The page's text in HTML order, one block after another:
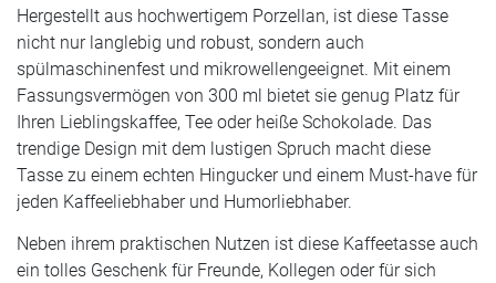
Hergestellt aus hochwertigem Porzellan, ist diese Tasse
nicht nur langlebig und robust, sondern auch
spülmaschinenfest und mikrowellengeeignet. Mit einem
Fassungsvermögen von 300 ml bietet sie genug Platz für
Ihren Lieblingskaffee, Tee oder heiße Schokolade. Das
trendige Design mit dem lustigen Spruch macht diese
Tasse zu einem echten Hingucker und einem Must-have für
jeden Kaffeeliebhaber und Humorliebhaber.
Neben ihrem praktischen Nutzen ist diese Kaffeetasse auch
ein tolles Geschenk für Freunde, Kollegen oder für sich